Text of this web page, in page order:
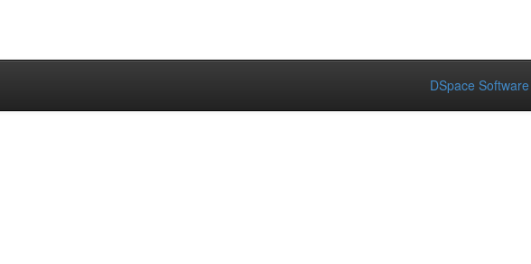
DSpace Software